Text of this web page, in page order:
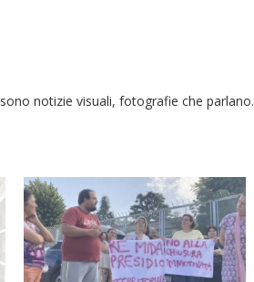
sono notizie visuali, fotografie che parlano.